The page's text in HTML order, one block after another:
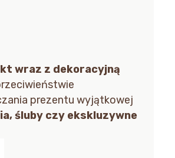
wraz z dekoracyjną
prezentu wyjątkowej
śluby czy ekskluzywne